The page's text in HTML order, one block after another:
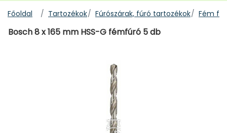
Főoldal Tartozékok Fúrószárak, fúró tartozékok Fém
Bosch 8 x 165 mm HSS-G fémfúró 5 db